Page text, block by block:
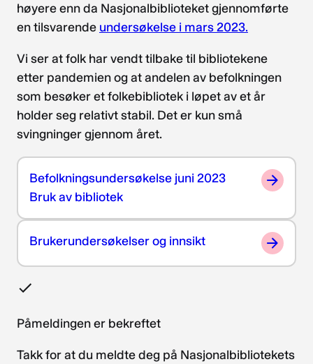
høyere enn da Nasjonalbiblioteket gjennomførte
en tilsvarende undersøkelse i mars 2023.
Vi ser at folk har vendt tilbake til bibliotekene
etter pandemien og at andelen av befolkningen
som besøker et folkebibliotek i løpet av et år
holder seg relativt stabil. Det er kun små
svingninger gjennom året.
Befolkningsundersøkelse juni 2023
Bruk av bibliotek
Brukerundersøkelser og innsikt
Påmeldingen er bekreftet
Takk for at du meldte deg på Nasjonalbibliotekets